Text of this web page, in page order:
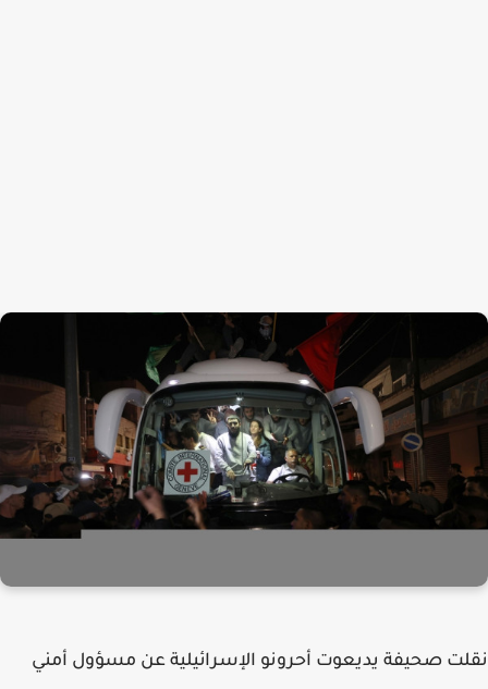
نقلت صحيفة يديعوت أحرونو الإسرائيلية عن مسؤول أمني